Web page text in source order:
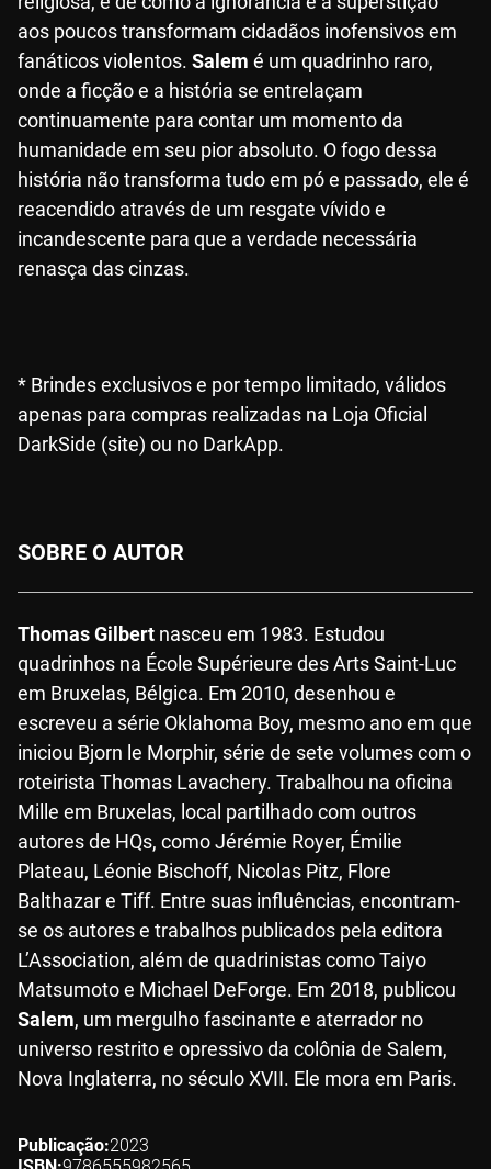
aos poucos transformam cidadãos inofensivos em
fanáticos violentos. Salem é um quadrinho raro,
onde a ficção e a história se entrelaçam
continuamente para contar um momento da
humanidade em seu pior absoluto. O fogo dessa
história não transforma tudo em pó e passado, ele é
reacendido através de um resgate vívido e
incandescente para que a verdade necessária
renasça das cinzas.
* Brindes exclusivos e por tempo limitado, válidos
apenas para compras realizadas na Loja Oficial
DarkSide (site) ou no DarkApp.
SOBRE O AUTOR
Thomas Gilbert nasceu em 1983. Estudou
quadrinhos na École Supérieure des Arts Saint-Luc
em Bruxelas, Bélgica. Em 2010, desenhou e
escreveu a série Oklahoma Boy, mesmo ano em que
iniciou Bjorn le Morphir, série de sete volumes com o
roteirista Thomas Lavachery. Trabalhou na oficina
Mille em Bruxelas, local partilhado com outros
autores de HQs, como Jérémie Royer, Émilie
Plateau, Léonie Bischoff, Nicolas Pitz, Flore
Balthazar e Tiff. Entre suas influências, encontram-
se os autores e trabalhos publicados pela editora
L’Association, além de quadrinistas como Taiyo
Matsumoto e Michael DeForge. Em 2018, publicou
Salem, um mergulho fascinante e aterrador no
universo restrito e opressivo da colônia de Salem,
Nova Inglaterra, no século XVII. Ele mora em Paris.
Publicação 2023